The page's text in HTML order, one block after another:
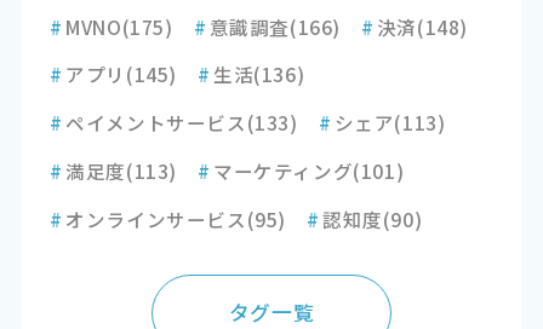
# MVNO(175) # 意識調査(166) # 決済(148)
# アプリ (145) # 生活(136)
# ペイメントサービス(133) # シェア(113)
#満足度(113) # マーケティング(101)
# オンラインサービス(95) #認知度(90)
タグ一覧